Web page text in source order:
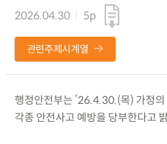
2026.04.30
5p
관련주제시계열
행정안전부는 ’26.4.30.(목) 가정의
각종 안전사고 예방을 당부한다고